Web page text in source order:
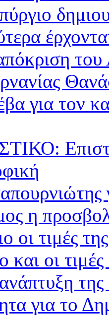
του
για τον
η
οι τιμές
και οι
της
για το